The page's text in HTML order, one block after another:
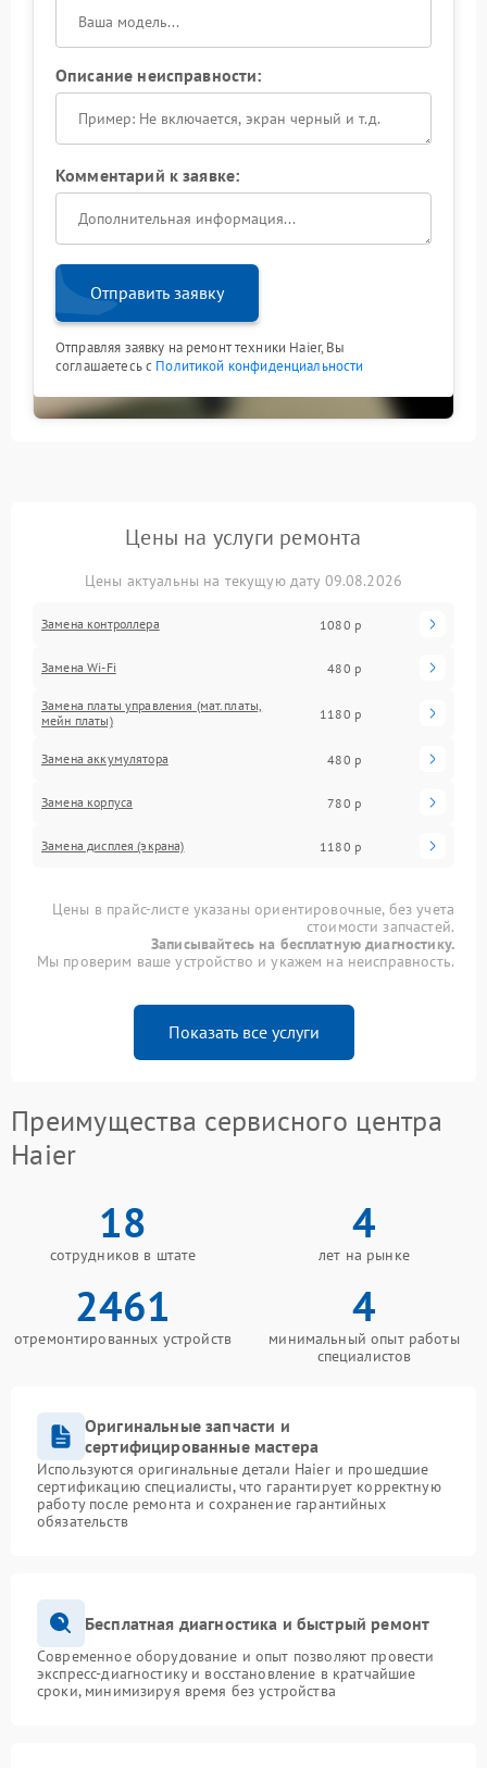
Описание неисправности:
Комментарий к заявке:
Отправить заявку
Отправляя заявку на ремонт техники Haier, Вы
соглашаетесь с Политикой конфиденциальности
Цены на услуги ремонта
Цены актуальны на текущую дату 09.08.2026
Замена контроллера 1080 р
Замена Wi-Fi 480 р
Замена платы управления (мат.платы,
мейн платы)
1180 р
Замена аккумулятора 480 р
Замена корпуса 780 р
Замена дисплея (экрана) 1180 р
Цены в прайс-листе указаны ориентировочные, без учета
стоимости запчастей.
Записывайтесь на бесплатную диагностику.
Мы проверим ваше устройство и укажем на неисправность.
Показать все услуги
Преимущества сервисного центра
Haier
18
сотрудников в штате
4
лет на рынке
2461
отремонтированных устройств
4
минимальный опыт работы
специалистов
Оригинальные запчасти и
сертифицированные мастера
Используются оригинальные детали Haier и прошедшие
сертификацию специалисты, что гарантирует корректную
работу после ремонта и сохранение гарантийных
обязательств
Бесплатная диагностика и быстрый ремонт
Современное оборудование и опыт позволяют провести
экспресс-диагностику и восстановление в кратчайшие
сроки, минимизируя время без устройства